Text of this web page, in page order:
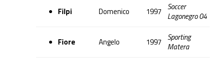
Filpi Domenico 1997
Soccer
Lagonegro 04
Fiore Angelo 1997
Sporting
Matera